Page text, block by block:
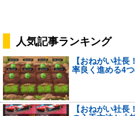
人気記事ランキング
【おねがい社
率良く進める4
【おねがい社